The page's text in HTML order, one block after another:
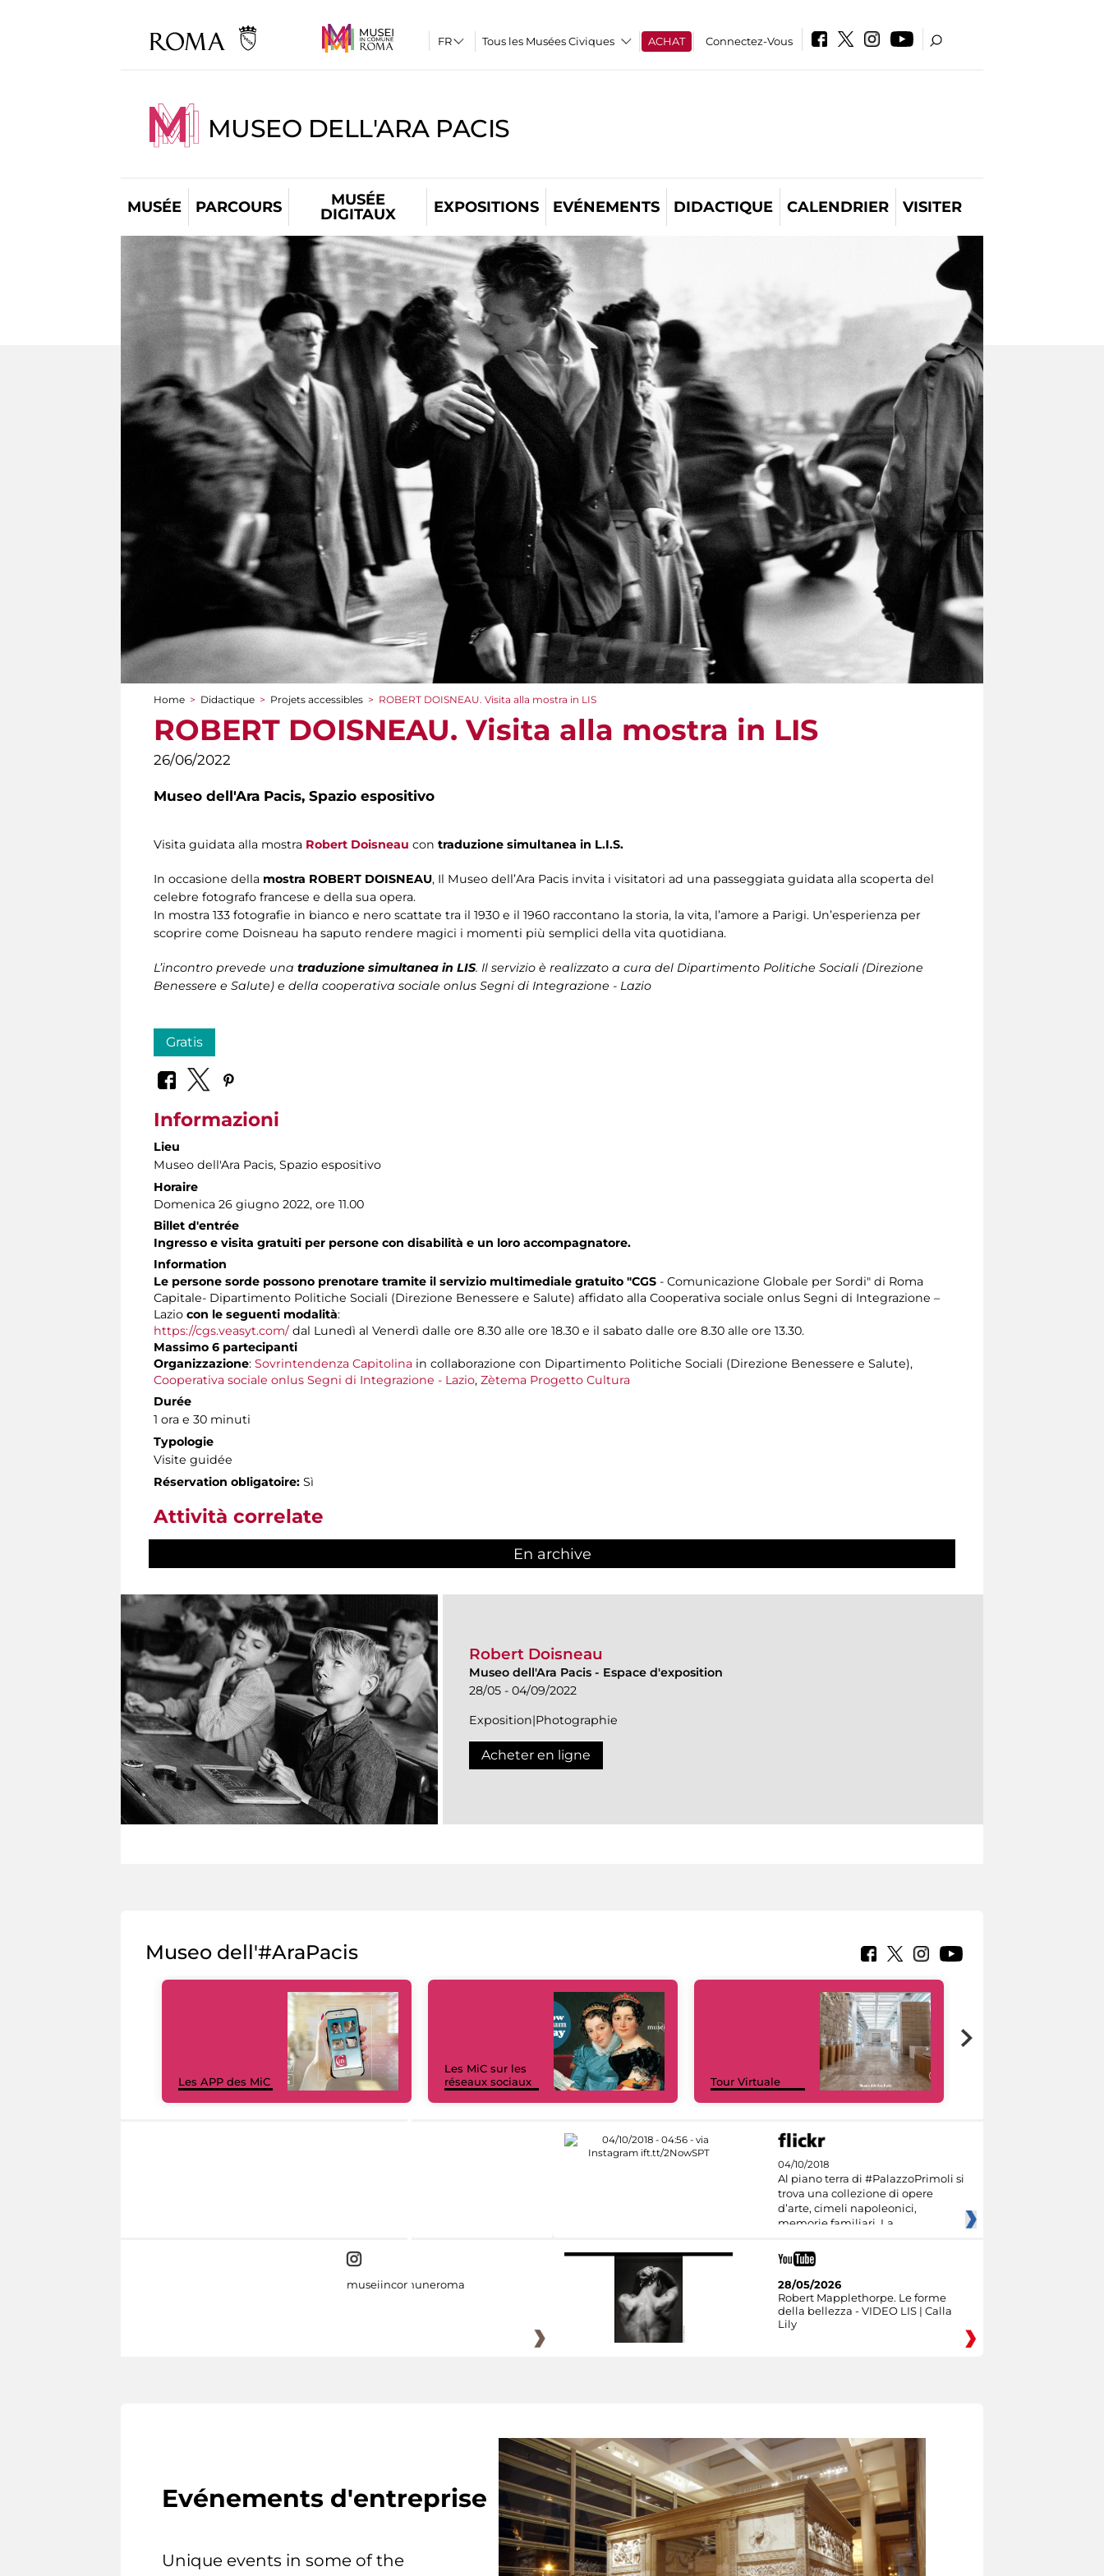
Tous les Musées Civiques ACHAT Connectez-Vous
MUSEO DELL'ARA PACIS
MUSÉE PARCOURS
MUSÉE
DIGITAUX
EXPOSITIONS EVÉNEMENTS DIDACTIQUE CALENDRIER VISITER
You are here
Home > Didactique > Projets accessibles > ROBERT DOISNEAU. Visita alla mostra in LIS
ROBERT DOISNEAU. Visita alla mostra in LIS
26/06/2022
Museo dell'Ara Pacis, Spazio espositivo
Visita guidata alla mostra Robert Doisneau con traduzione simultanea in L.I.S.
In occasione della mostra ROBERT DOISNEAU, Il Museo dell’Ara Pacis invita i visitatori ad una passeggiata guidata alla scoperta del
celebre fotografo francese e della sua opera.
In mostra 133 fotografie in bianco e nero scattate tra il 1930 e il 1960 raccontano la storia, la vita, l’amore a Parigi. Un’esperienza per
scoprire come Doisneau ha saputo rendere magici i momenti più semplici della vita quotidiana.
L’incontro prevede una traduzione simultanea in LIS. Il servizio è realizzato a cura del Dipartimento Politiche Sociali (Direzione
Benessere e Salute) e della cooperativa sociale onlus Segni di Integrazione - Lazio
Gratis
Informazioni
Lieu
Museo dell'Ara Pacis, Spazio espositivo
Horaire
Domenica 26 giugno 2022, ore 11.00
Billet d'entrée
Ingresso e visita gratuiti per persone con disabilità e un loro accompagnatore.
Information
Le persone sorde possono prenotare tramite il servizio multimediale gratuito "CGS - Comunicazione Globale per Sordi" di Roma
Capitale- Dipartimento Politiche Sociali (Direzione Benessere e Salute) affidato alla Cooperativa sociale onlus Segni di Integrazione –
Lazio con le seguenti modalità:
https://cgs.veasyt.com/dal Lunedì al Venerdì dalle ore 8.30 alle ore 18.30 e il sabato dalle ore 8.30 alle ore 13.30.
Massimo 6 partecipanti
Organizzazione: Sovrintendenza Capitolina in collaborazione con Dipartimento Politiche Sociali (Direzione Benessere e Salute),
Cooperativa sociale onlus Segni di Integrazione - Lazio, Zètema Progetto Cultura
Durée
1 ora e 30 minuti
Typologie
Visite guidée
Réservation obligatoire: Sì
Attività correlate
En archive
Robert Doisneau
Museo dell'Ara Pacis - Espace d'exposition
28/05 - 04/09/2022
Exposition|Photographie
Acheter en ligne
Museo dell'#AraPacis
Les APP des MiC
Les MiC sur les
réseaux sociaux
Tour Virtuale
04/10/2018
Al piano terra di #PalazzoPrimoli si
trova una collezione di opere
d’arte, cimeli napoleonici,
memorie familiari. La
museiincomuneroma
28/05/2026
Robert Mapplethorpe. Le forme
della bellezza - VIDEO LIS | Calla
Lily
Evénements d'entreprise
Unique events in some of the